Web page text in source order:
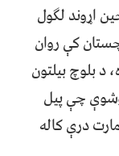
اړوند لګول
کې روان
د بلوچ بیلتون
چې پیل
درې کاله